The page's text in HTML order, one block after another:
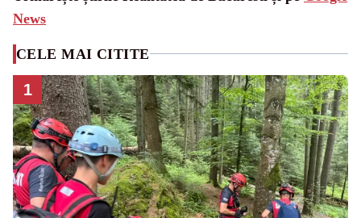
News
CELE MAI CITITE
1